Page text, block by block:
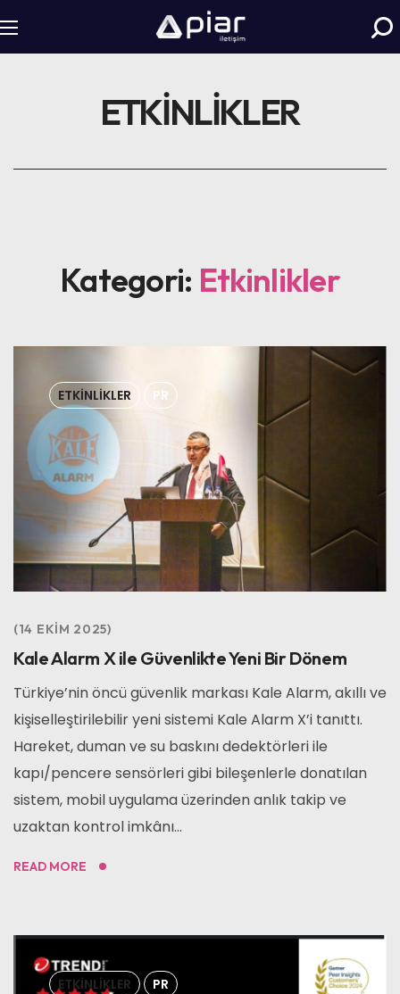
ETKINLIKLER
Kategori: Etkinlikler
ETKINLIKLER PR
14 EKIM 2025
Kale Alarm X ile Güvenlikte Yeni Bir Dönem
Türkiye’nin öncü güvenlik markası Kale Alarm, akıllı ve
kişiselleştirilebilir yeni sistemi Kale Alarm X’i tanıttı.
Hareket, duman ve su baskını dedektörleri ile
kapı/pencere sensörleri gibi bileşenlerle donatılan
sistem, mobil uygulama üzerinden anlık takip ve
uzaktan kontrol imkânı...
READ MORE
ETKINLIKLER PR